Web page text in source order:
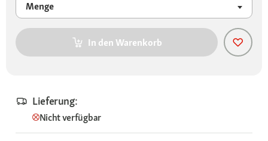
Menge
In den Warenkorb
Lieferung:
Nicht verfügbar